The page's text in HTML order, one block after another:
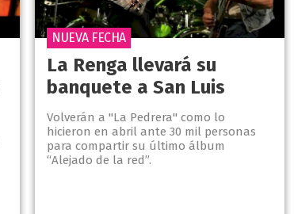
La Renga llevará su
banquete a San Luis
Volverán a "La Pedrera" como lo
hicieron en abril ante 30 mil personas
para compartir su último álbum
“Alejado de la red”.
NUEVA FECHA